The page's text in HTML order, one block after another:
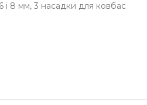
і 8 мм, 3 насадки для ковбас